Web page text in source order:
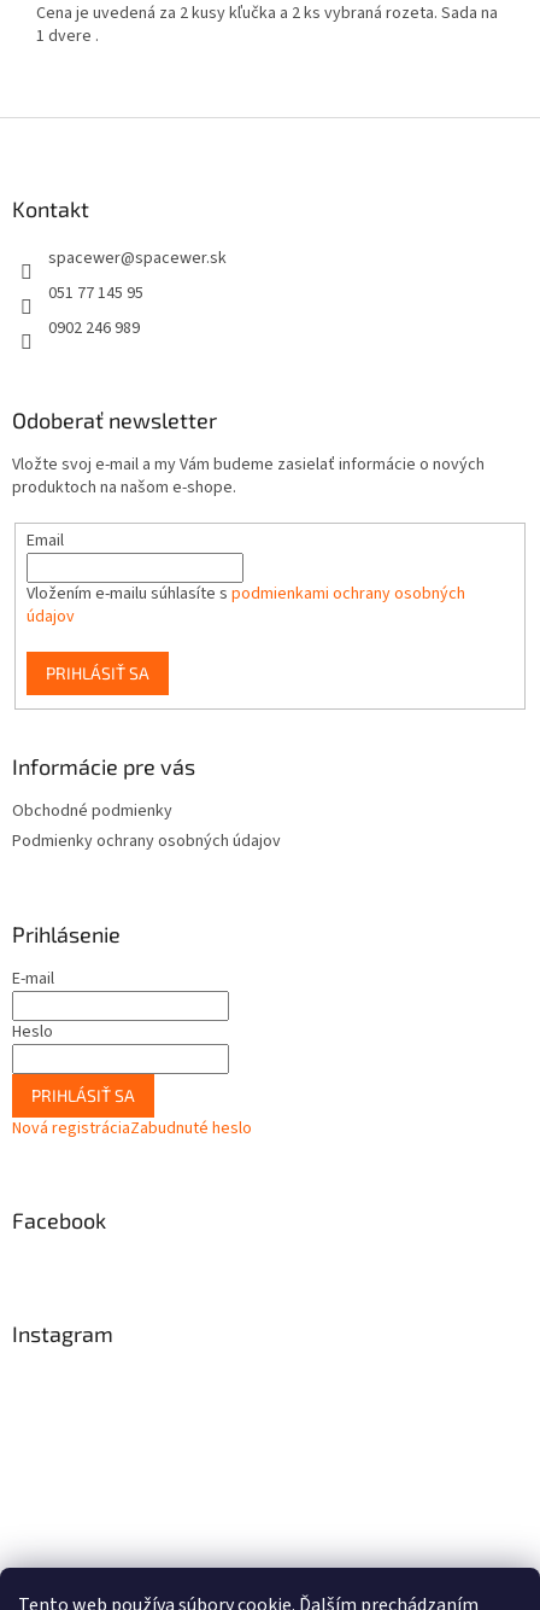
Cena je uvedená za 2 kusy kľučka a 2 ks vybraná rozeta. Sada na
1 dvere .
Kontakt
spacewer@spacewer.sk
051 77 145 95
0902 246 989
Odoberať newsletter
Vložte svoj e-mail a my Vám budeme zasielať informácie o nových
produktoch na našom e-shope.
Email
Vložením e-mailu súhlasíte s podmienkami ochrany osobných
údajov
PRIHLÁSIŤ SA
Informácie pre vás
Obchodné podmienky
Podmienky ochrany osobných údajov
Prihlásenie
E-mail
Heslo
PRIHLÁSIŤ SA
Nová registráciaZabudnuté heslo
Facebook
Instagram